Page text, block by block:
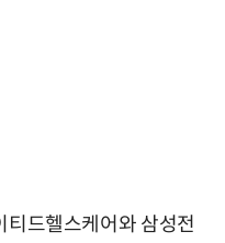
티드헬스케어와 삼성전